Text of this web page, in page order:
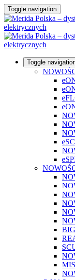
Toggle navigation
Toggle